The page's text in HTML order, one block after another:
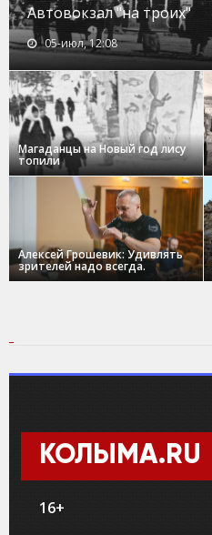
Автовокзал "на троих"
05-июл, 12:08
Магаданцы на Новый год лису
топили
Алексей Грошевик: Удивлять
зрителей надо всегда.
КОЛЫМА.RU
16+